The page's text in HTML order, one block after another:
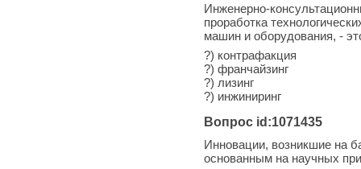
Инженерно-
проработка
машин и оборудования, -
?) контрафакция
?) франчайзинг
?) лизинг
?) инжиниринг
Вопрос id:1071435
Инновации, возникшие на
основанным на научных